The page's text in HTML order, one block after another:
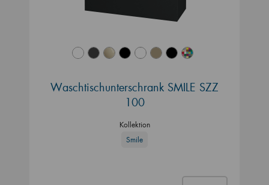
Waschtischunterschrank SMILE SZZ
100
Kollektion
Smile